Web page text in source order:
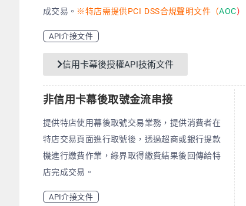
成交易。 ※特店需提供PCI DSS合規聲明文件（AOC）
API介接文件
信用卡幕後授權API技術文件
非信用卡幕後取號金流串接
提供特店使用幕後取號交易業務，提供消費者在
特店交易頁面進行取號後，透過超商或銀行提款
機進行繳費作業，綠界取得繳費結果後回傳給特
店完成交易。
API介接文件